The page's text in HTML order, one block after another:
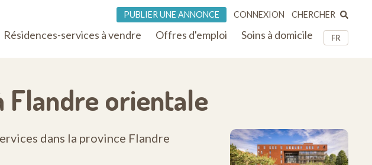
FR
Résidences-services à vendre Offres d'emploi Soins à domicile
PUBLIER UNE ANNONCE CONNEXION CHERCHER
Flandre orientale
dans la province Flandre